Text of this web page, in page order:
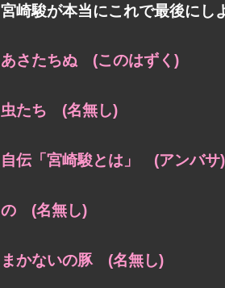
宮崎駿が本当にこれで最後にし
あさたちぬ (このはずく)
虫たち (名無し)
自伝「宮崎駿とは」 (アンバサ)
の (名無し)
まかないの豚 (名無し)